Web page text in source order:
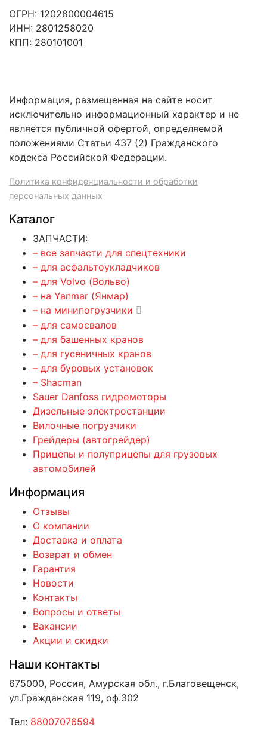
ОГРН: 1202800004615
ИНН: 2801258020
КПП: 280101001
Информация, размещенная на сайте носит
исключительно информационный характер и не
является публичной офертой, определяемой
положениями Статьи 437 (2) Гражданского
кодекса Российской Федерации.
Политика конфиденциальности и обработки
персональных данных
Каталог
ЗАПЧАСТИ:
– все запчасти для спецтехники
– для асфальтоукладчиков
– для Volvo (Вольво)
– на Yanmar (Янмар)
– на минипогрузчики
– для самосвалов
– для башенных кранов
– для гусеничных кранов
– для буровых установок
– Shacman
Sauer Danfoss гидромоторы
Дизельные электростанции
Вилочные погрузчики
Грейдеры (автогрейдер)
Прицепы и полуприцепы для грузовых
автомобилей
Информация
Отзывы
О компании
Доставка и оплата
Возврат и обмен
Гарантия
Новости
Контакты
Вопросы и ответы
Вакансии
Акции и скидки
Наши контакты
675000, Россия, Амурская обл., г.Благовещенск,
ул.Гражданская 119, оф.302
Тел: 88007076594